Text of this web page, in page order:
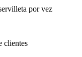
por vez
clientes